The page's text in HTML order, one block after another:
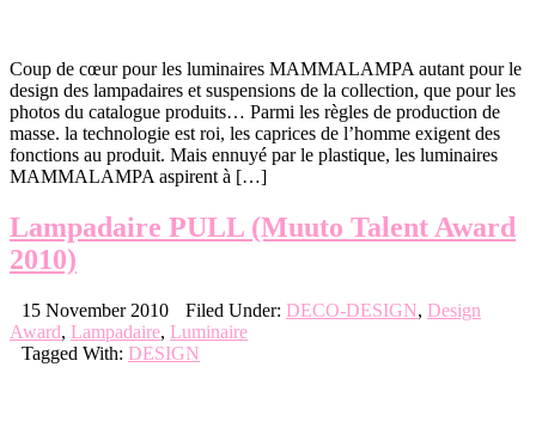
Coup de cœur pour les luminaires MAMMALAMPA autant pour le
design des lampadaires et suspensions de la collection, que pour les
photos du catalogue produits… Parmi les règles de production de
masse. la technologie est roi, les caprices de l’homme exigent des
fonctions au produit. Mais ennuyé par le plastique, les luminaires
MAMMALAMPA aspirent à […]
Lampadaire PULL (Muuto Talent Award
2010)
15 November 2010 Filed Under: DECO-DESIGN, Design
Award, Lampadaire, Luminaire
Tagged With: DESIGN